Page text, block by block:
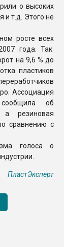
о высоких
и т.д. Этого не
росте всех
года. Так
на 9,6 % до
пластиков
Ассоциация
сообщила об
резиновая
сравнению с
голоса о
ПластЭксперт